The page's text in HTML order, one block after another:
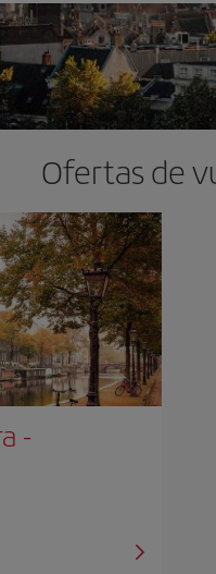
Ofertas de
-